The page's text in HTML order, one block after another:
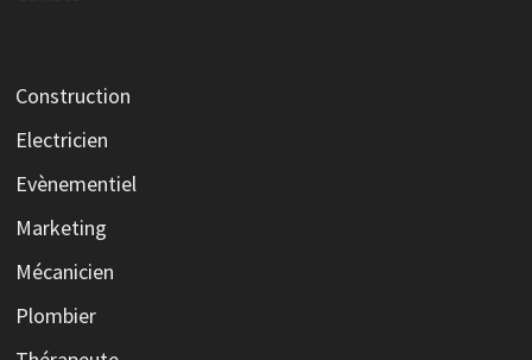
Construction
Electricien
Evènementiel
Marketing
Mécanicien
Plombier